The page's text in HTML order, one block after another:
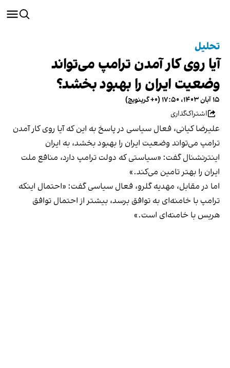
تحلیل
آیا روی کار آمدن ترامپ می‌تواند
وضعیت ایران را بهبود بخشد؟
۱۵ آبان ۱۴۰۳، ۱۷:۵۰ (‎+۰ گرینویچ)
اشتراک‌گذاری
علیرضا کیانی، فعال سیاسی در پاسخ به این که آیا روی کار آمدن
ترامپ می‌تواند وضعیت ایران را بهبود بخشد، به ایران
اینترنشنال گفت: «سیاستی که دولت ترامپ دارد، منافع ملت
ایران را بهتر تامین می‌کند.»
اما در مقابل، مهدیه گلرو، فعال سیاسی گفت: «احتمال اینکه
ترامپ با خامنه‌ای به توافق برسد، بیشتر از احتمال توافق
هریس با خامنه‌ای است.»